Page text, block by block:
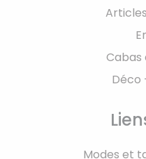
Cabas
Déco
Modes et